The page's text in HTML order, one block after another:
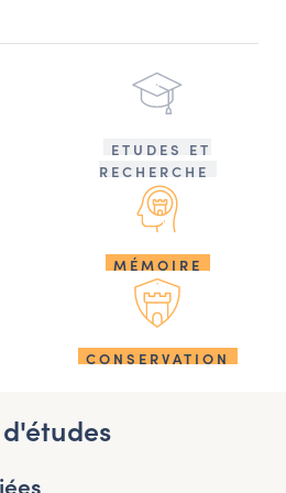
ETUDES ET
RECHERCHE
MÉMOIRE
CONSERVATION